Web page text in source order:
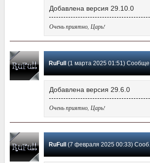
Добавлена версия 29.10.0
Очень приятно, Царь!
RuFull(1 марта 2025 01:51) Сообщение #4
Добавлена версия 29.6.0
Очень приятно, Царь!
RuFull(7 февраля 2025 00:33) Сообщение #3